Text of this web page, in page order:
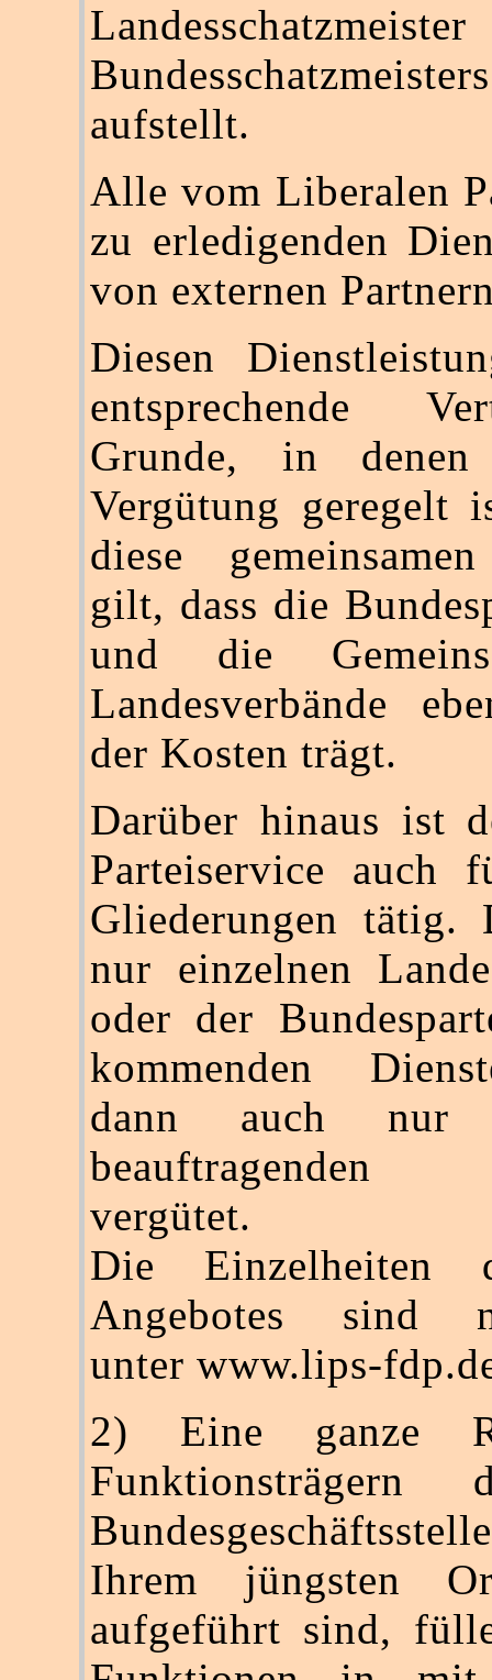
aufstellt.
Alle vom Liberalen
zu erledigenden
von externen
Diesen
entsprechende
Grunde, in
Vergütung geregelt
diese
gilt, dass die
und die
Landesverbände
der Kosten trägt.
Darüber hinaus ist
Parteiservice auch
Gliederungen tätig.
nur einzelnen
oder der
kommenden
dann auch
beauftragenden
vergütet.
Die Einzelheiten
Angebotes sind
unter www.lips-
2) Eine ganze
Funktionsträgern
Ihrem jüngsten
aufgeführt sind,